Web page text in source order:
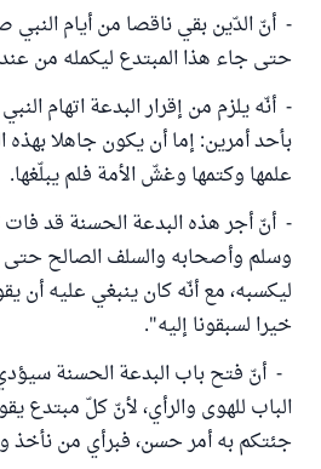
- أنّ الدّين بقي ناقصا من أيام النبي
حتى جاء هذا المبتدع ليكمله من
- أنّه يلزم من إقرار البدعة اتهام
بأحد أمرين: إما أن يكون جاهلا بهذه
علمها وكتمها وغشّ الأمة فلم يبلّغها.
- أنّ أجر هذه البدعة الحسنة قد فات
وسلم وأصحابه والسلف الصالح حتى
ليكسبه، مع أنّه كان ينبغي عليه أن
خيرا لسبقونا إليه".
- أنّ فتح باب البدعة الحسنة
الباب للهوى والرأي، لأنّ كلّ مبتدع
جئتكم به أمر حسن، فبرأي من نأخذ